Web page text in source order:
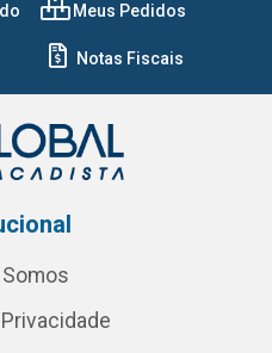
Meus Pedidos
Notas Fiscais